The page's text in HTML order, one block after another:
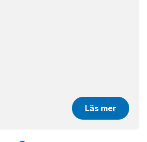
Läs mer